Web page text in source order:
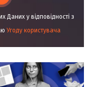
у відповідності з
Угоду користувача